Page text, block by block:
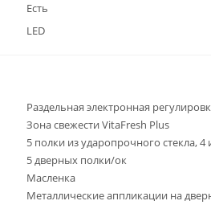
Есть
LED
Раздельная электронная
Зона свежести VitaFresh Plus
5 полки из ударопрочного стекла,
5 дверных полки/ок
Масленка
Металлические аппликации на